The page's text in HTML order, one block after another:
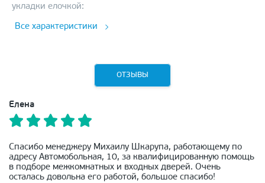
укладки елочкой:
Все характеристики
ОТЗЫВЫ
Елена
Спасибо менеджеру Михаилу Шкарупа, работающему по
адресу Автомобольная, 10, за квалифицированную помощь
в подборе межкомнатных и входных дверей. Очень
осталась довольна его работой, большое спасибо!